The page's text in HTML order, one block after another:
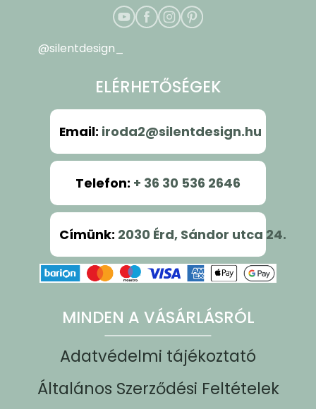
MINDEN A VÁSÁRLÁSRÓL
Adatvédelmi tájékoztató
Általános Szerződési Feltételek
@silentdesign_
ELÉRHETŐSÉGEK
Email: iroda2@silentdesign.hu
Telefon: + 36 30 536 2646
Címünk: 2030 Érd, Sándor utca 24.